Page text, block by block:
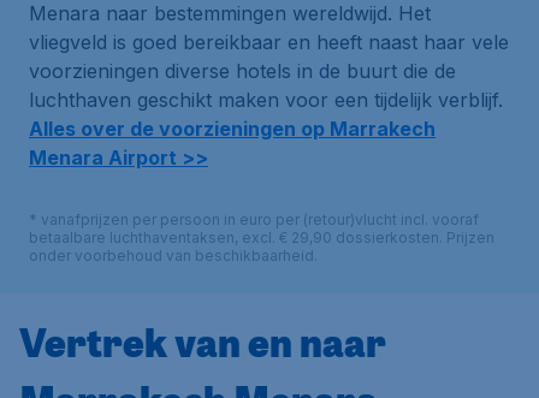
Menara naar bestemmingen wereldwijd. Het
vliegveld is goed bereikbaar en heeft naast haar vele
voorzieningen diverse hotels in de buurt die de
luchthaven geschikt maken voor een tijdelijk verblijf.
Alles over de voorzieningen op Marrakech
Menara Airport >>
* vanafprijzen per persoon in euro per (retour)vlucht incl. vooraf
betaalbare luchthaventaksen, excl. € 29,90 dossierkosten. Prijzen
onder voorbehoud van beschikbaarheid.
Vertrek van en naar